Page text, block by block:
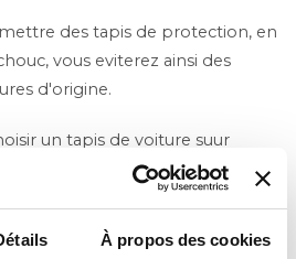
À propos des cookies
des tapis de protection, en
vous eviterez ainsi des
d'origine.
un tapis de voiture suur